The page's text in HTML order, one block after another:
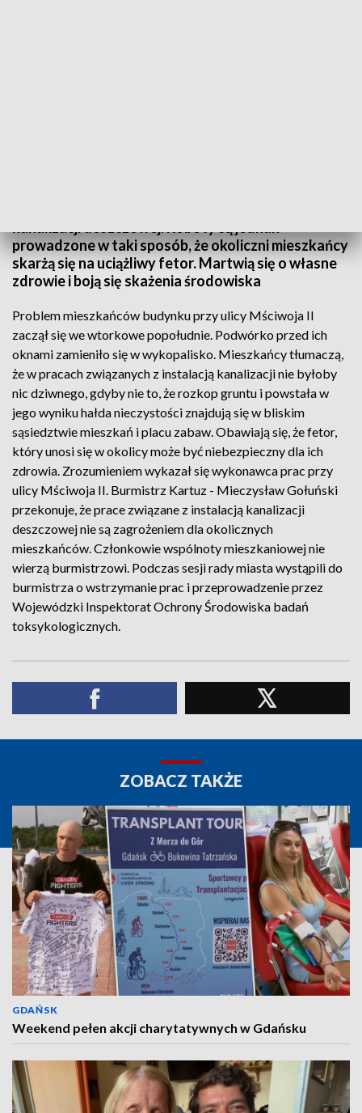
prowadzone w taki sposób, że okoliczni mieszkańcy
skarżą się na uciążliwy fetor. Martwią się o własne
zdrowie i boją się skażenia środowiska
Problem mieszkańców budynku przy ulicy Mściwoja II
zaczął się we wtorkowe popołudnie. Podwórko przed ich
oknami zamieniło się w wykopalisko. Mieszkańcy tłumaczą,
że w pracach związanych z instalacją kanalizacji nie byłoby
nic dziwnego, gdyby nie to, że rozkop gruntu i powstała w
jego wyniku hałda nieczystości znajdują się w bliskim
sąsiedztwie mieszkań i placu zabaw. Obawiają się, że fetor,
który unosi się w okolicy może być niebezpieczny dla ich
zdrowia. Zrozumieniem wykazał się wykonawca prac przy
ulicy Mściwoja II. Burmistrz Kartuz - Mieczysław Gołuński
przekonuje, że prace związane z instalacją kanalizacji
deszczowej nie są zagrożeniem dla okolicznych
mieszkańców. Członkowie wspólnoty mieszkaniowej nie
wierzą burmistrzowi. Podczas sesji rady miasta wystąpili do
burmistrza o wstrzymanie prac i przeprowadzenie przez
Wojewódzki Inspektorat Ochrony Środowiska badań
toksykologicznych.
ZOBACZ TAKŻE
GDAŃSK
Weekend pełen akcji charytatywnych w Gdańsku